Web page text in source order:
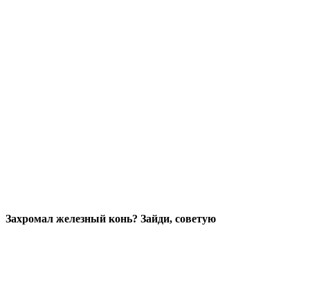
Захромал железный конь? Зайди, советую